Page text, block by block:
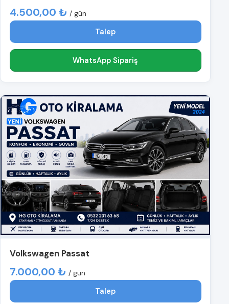
4.500,00 ₺ / gün
Talep
WhatsApp Sipariş
Volkswagen Passat
7.000,00 ₺ / gün
Talep